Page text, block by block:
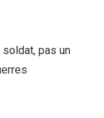
soldat, pas un